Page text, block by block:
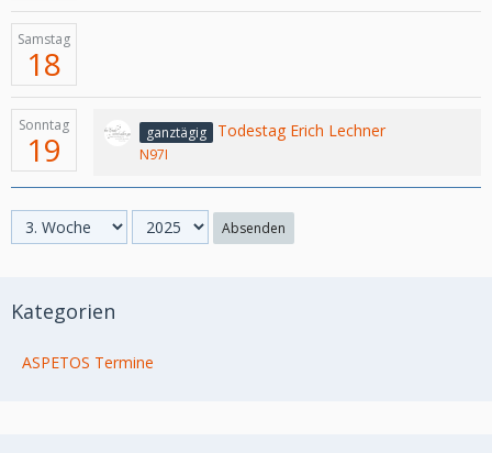
Samstag
18
Sonntag
19 ganztägig Todestag Erich Lechner
N97I
Absenden
Kategorien
ASPETOS Termine